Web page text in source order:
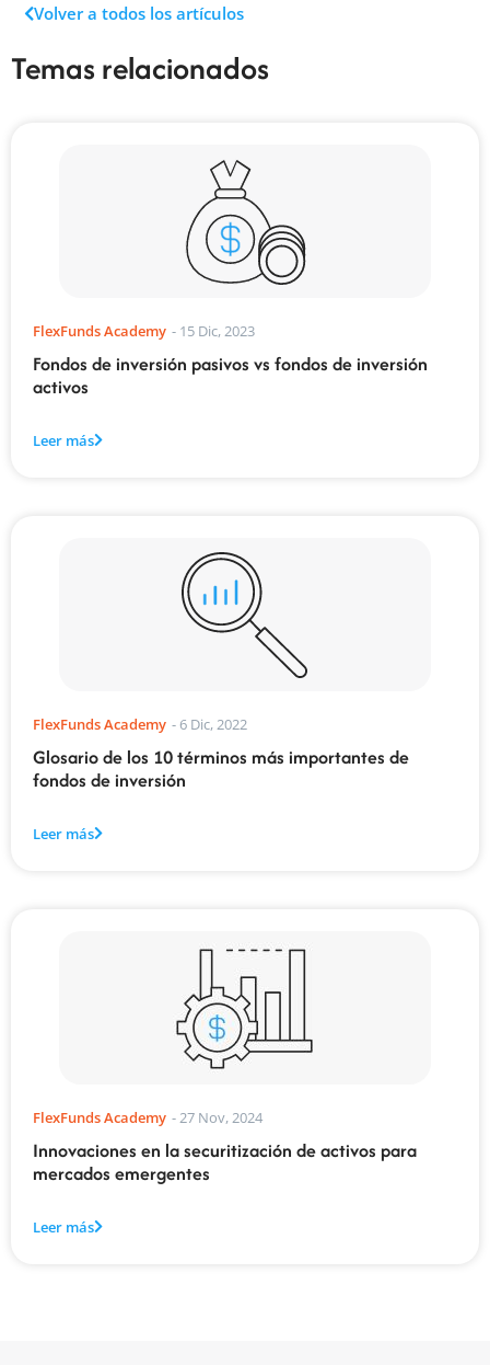
Volver a todos los artículos
Temas relacionados
FlexFunds Academy - 15 Dic, 2023
Fondos de inversión pasivos vs fondos de inversión
activos
Leer más
FlexFunds Academy -6 Dic, 2022
Glosario de los 10 términos más importantes de
fondos de inversión
Leer más
FlexFunds Academy -27 Nov, 2024
Innovaciones en la securitización de activos para
mercados emergentes
Leer más